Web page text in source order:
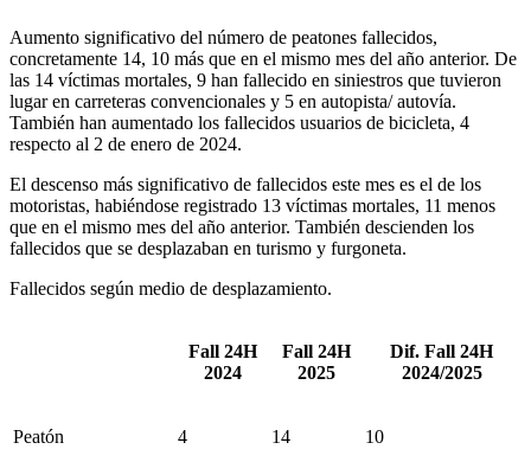
Aumento significativo del número de peatones fallecidos,
concretamente 14, 10 más que en el mismo mes del año anterior. De
las 14 víctimas mortales, 9 han fallecido en siniestros que tuvieron
lugar en carreteras convencionales y 5 en autopista/ autovía.
También han aumentado los fallecidos usuarios de bicicleta, 4
respecto al 2 de enero de 2024.
El descenso más significativo de fallecidos este mes es el de los
motoristas, habiéndose registrado 13 víctimas mortales, 11 menos
que en el mismo mes del año anterior. También descienden los
fallecidos que se desplazaban en turismo y furgoneta.
Fallecidos según medio de desplazamiento.
Fall 24H
2024
Fall 24H
2025
Dif. Fall 24H
2024/2025
Peatón 4 14 10